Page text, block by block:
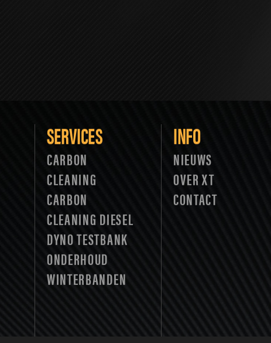
SERVICES
CARBON
CLEANING
CARBON
CLEANING DIESEL
DYNO TESTBANK
ONDERHOUD
WINTERBANDEN
INFO
NIEUWS
OVER XT
CONTACT